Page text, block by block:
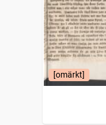
[omärkt]